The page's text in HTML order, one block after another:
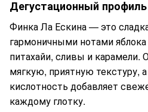
Дегустационный профиль
Финка Ла Ескина — это
гармоничными нотами
питахайи, сливы и карамели.
мягкую, приятную текстуру,
кислотность добавляет
каждому глотку.